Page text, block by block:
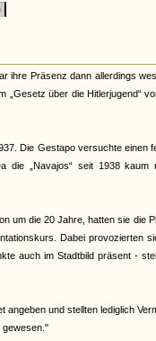
ihre Präsenz dann allerdings
über die Hitlerjugend“
Die Gestapo versuchte einen
die „Navajos“ seit 1938
um die 20 Jahre, hatten sie die
Dabei provozierten
auch im Stadtbild präsent -
und stellten lediglich
gewesen."